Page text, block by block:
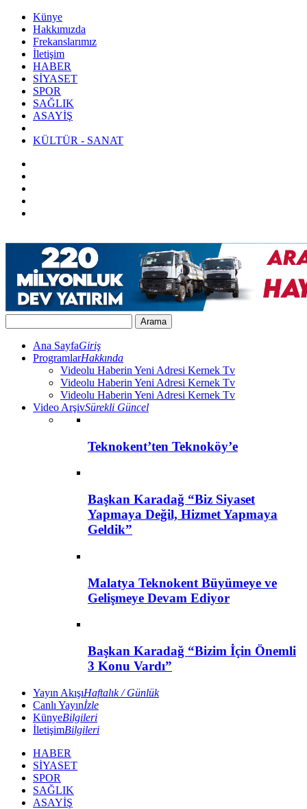
Künye
Hakkımızda
Frekanslarımız
İletişim
HABER
SİYASET
SPOR
SAĞLIK
ASAYİŞ
KÜLTÜR - SANAT
Ana SayfaGiriş
ProgramlarHakkında
Videolu Haberin Yeni Adresi Kernek Tv
Videolu Haberin Yeni Adresi Kernek Tv
Videolu Haberin Yeni Adresi Kernek Tv
Video ArşivSürekli Güncel
Teknokent’ten Teknoköy’e
Başkan Karadağ “Biz Siyaset
Yapmaya Değil, Hizmet Yapmaya
Geldik”
Malatya Teknokent Büyümeye ve
Gelişmeye Devam Ediyor
Başkan Karadağ “Bizim İçin Önemli
3 Konu Vardı”
Yayın AkışıHaftalık / Günlük
Canlı Yayınİzle
KünyeBilgileri
İletişimBilgileri
HABER
SİYASET
SPOR
SAĞLIK
ASAYİŞ